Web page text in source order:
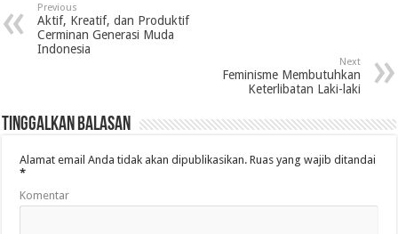
Previous
Aktif, Kreatif, dan Produktif
Cerminan Generasi Muda
Indonesia
Next
Feminisme Membutuhkan
Keterlibatan Laki-laki
Tinggalkan Balasan
Alamat email Anda tidak akan dipublikasikan. Ruas yang wajib ditandai
*
Komentar